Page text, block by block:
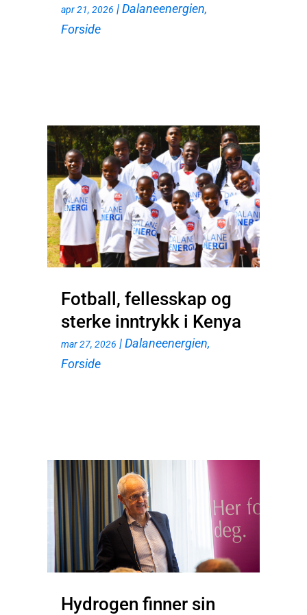
apr 21, 2026 |Dalaneenergien,
Forside
Fotball, fellesskap og
sterke inntrykk i Kenya
mar 27, 2026 |Dalaneenergien,
Forside
Hydrogen finner sin